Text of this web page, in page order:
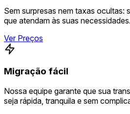
Sem surpresas nem taxas ocultas:
que atendam às suas necessidades.
Ver Preços
Migração fácil
Nossa equipe garante que sua
seja rápida, tranquila e sem